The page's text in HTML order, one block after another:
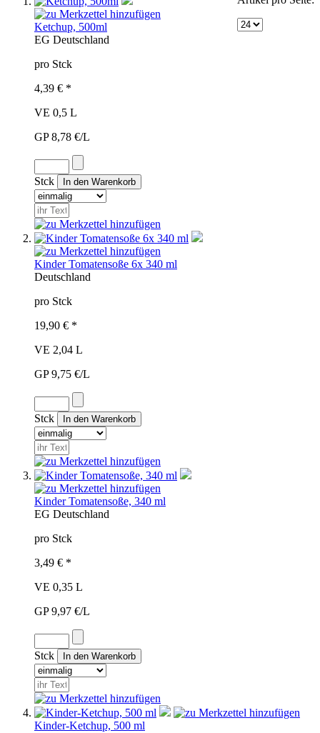
Ketchup, 500ml
EG Deutschland
pro Stck
4,39 € *
VE 0,5 L
GP 8,78 €/L
Stck
Kinder Tomatensoße 6x 340 ml
Deutschland
pro Stck
19,90 € *
VE 2,04 L
GP 9,75 €/L
Stck
Kinder Tomatensoße, 340 ml
EG Deutschland
pro Stck
3,49 € *
VE 0,35 L
GP 9,97 €/L
Stck
Kinder-Ketchup, 500 ml